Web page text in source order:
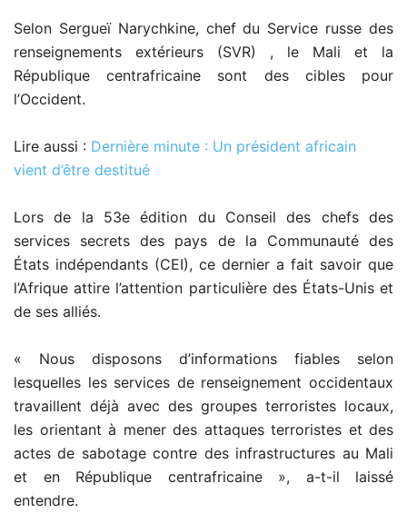
Selon Sergueï Narychkine, chef du Service russe des
renseignements extérieurs (SVR) , le Mali et la
République centrafricaine sont des cibles pour
l’Occident.
Lire aussi : Dernière minute : Un président africain
vient d’être destitué
Lors de la 53e édition du Conseil des chefs des
services secrets des pays de la Communauté des
États indépendants (CEI), ce dernier a fait savoir que
l’Afrique attire l’attention particulière des États-Unis et
de ses alliés.
« Nous disposons d’informations fiables selon
lesquelles les services de renseignement occidentaux
travaillent déjà avec des groupes terroristes locaux,
les orientant à mener des attaques terroristes et des
actes de sabotage contre des infrastructures au Mali
et en République centrafricaine », a-t-il laissé
entendre.